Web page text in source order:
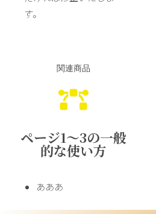
す。
関連商品
ページ1〜3の一般
的な使い方
あああ